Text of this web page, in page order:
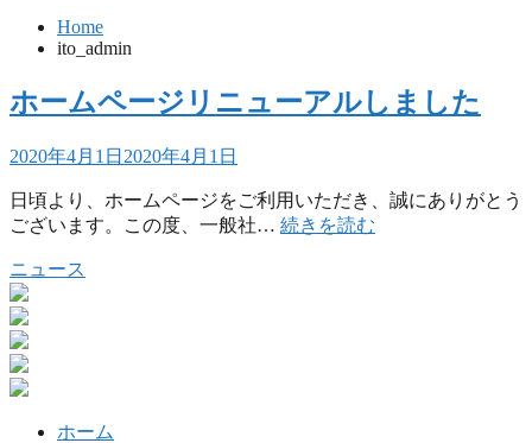
Home
ito_admin
ホームページリニューアルしました
2020年4月1日 2020年4月1日
日頃より、ホームページをご利用いただき、誠にありがとう
ございます。この度、一般社… 続きを読む
ニュース
ホーム